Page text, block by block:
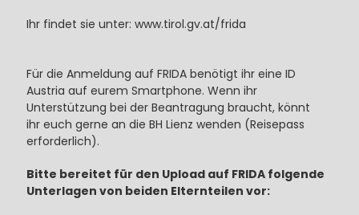
Ihr findet sie unter: www.tirol.gv.at/frida
Für die Anmeldung auf FRIDA benötigt ihr eine ID
Austria auf eurem Smartphone. Wenn ihr
Unterstützung bei der Beantragung braucht, könnt
ihr euch gerne an die BH Lienz wenden (Reisepass
erforderlich).
Bitte bereitet für den Upload auf FRIDA folgende
Unterlagen von beiden Elternteilen vor: